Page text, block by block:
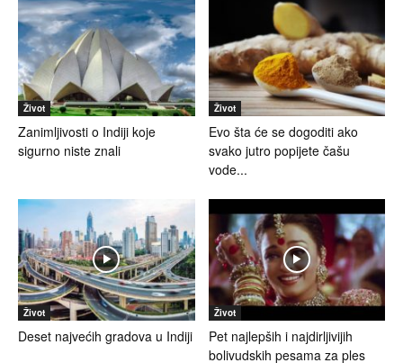
Život
Zanimljivosti o Indiji koje
sigurno niste znali
Život
Evo šta će se dogoditi ako
svako jutro popijete čašu
vode...
Život
Deset najvećih gradova u Indiji
Život
Pet najlepših i najdirljivijih
bolivudskih pesama za ples